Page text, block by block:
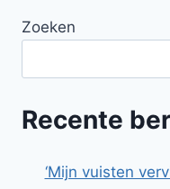
Zoeken
Recente
‘Mijn vuisten